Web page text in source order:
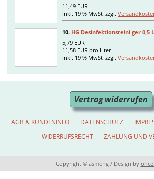
11,49 EUR
inkl. 19 % MwSt. zzgl.
10. HG Desinfektionsreini ger 0,5 L
5,79 EUR
11,58 EUR pro Liter
inkl. 19 % MwSt. zzgl.
Vertrag widerrufen
DATENSCHUTZ
AGB & KUNDENINFO
ZAHLUNG UND
WIDERRUFSRECHT
Copyright © asmong/ Design by